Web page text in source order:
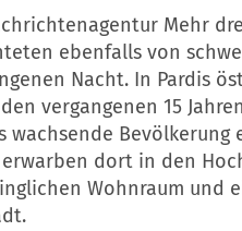
Mehr
ebenfalls von
Nacht. In Pardis
vergangenen 15
wachsende Bevölkerung
dort in den
Wohnraum und